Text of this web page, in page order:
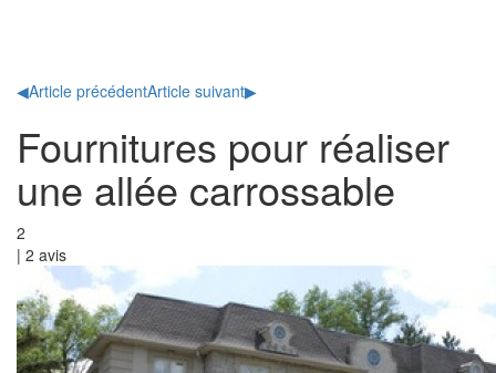
◀Article précédentArticle suivant▶
Fournitures pour réaliser
une allée carrossable
2
| 2 avis